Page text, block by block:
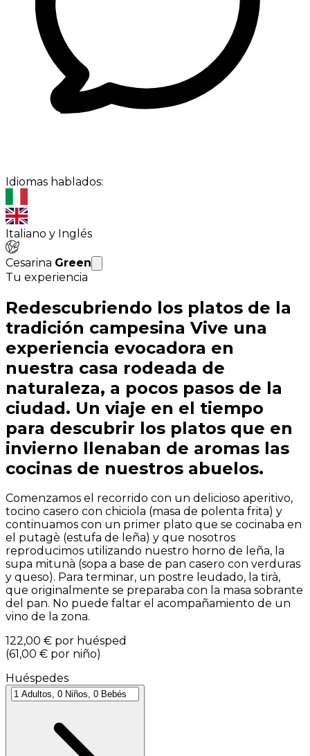
Idiomas hablados:
Italiano y Inglés
Cesarina Green
Tu experiencia
Redescubriendo los platos de la
tradición campesina Vive una
experiencia evocadora en
nuestra casa rodeada de
naturaleza, a pocos pasos de la
ciudad. Un viaje en el tiempo
para descubrir los platos que en
invierno llenaban de aromas las
cocinas de nuestros abuelos.
Comenzamos el recorrido con un delicioso aperitivo,
tocino casero con chiciola (masa de polenta frita) y
continuamos con un primer plato que se cocinaba en
el putagè (estufa de leña) y que nosotros
reproducimos utilizando nuestro horno de leña, la
supa mitunà (sopa a base de pan casero con verduras
y queso). Para terminar, un postre leudado, la tirà,
que originalmente se preparaba con la masa sobrante
del pan. No puede faltar el acompañamiento de un
vino de la zona.
122,00 € por huésped
(61,00 € por niño)
Huéspedes